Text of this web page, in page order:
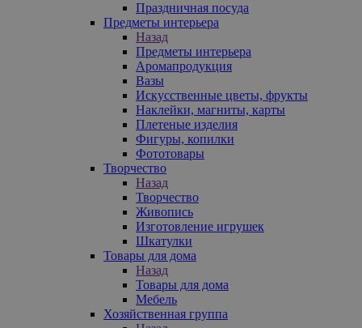
Праздничная посуда
Предметы интерьера
Назад
Предметы интерьера
Аромапродукция
Вазы
Искусственные цветы, фрукты
Наклейки, магниты, карты
Плетеные изделия
Фигуры, копилки
Фототовары
Творчество
Назад
Творчество
Живопись
Изготовление игрушек
Шкатулки
Товары для дома
Назад
Товары для дома
Мебель
Хозяйственная группа